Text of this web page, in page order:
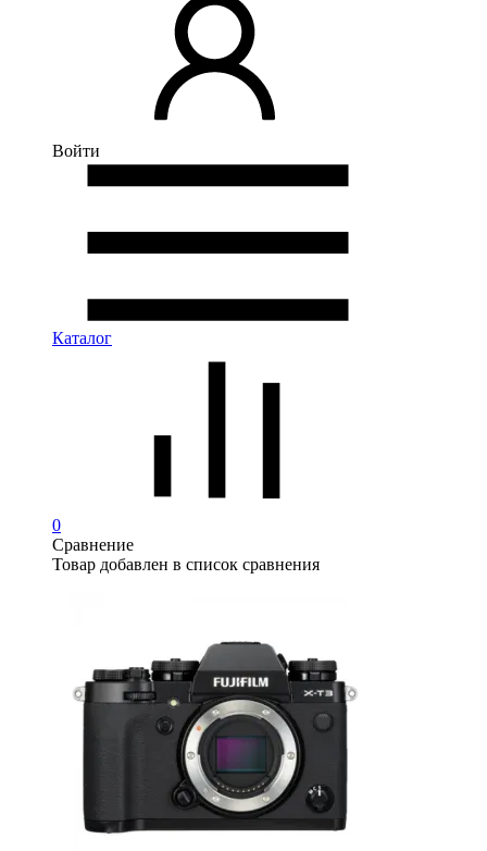
Войти
Каталог
0
Сравнение
Товар добавлен в список сравнения